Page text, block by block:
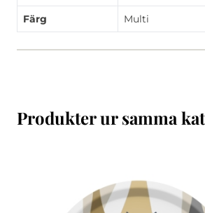
Färg Multi
Produkter ur samma